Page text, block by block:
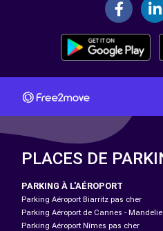
PLACES DE
PARKING À L'AÉROPORT
Parking Aéroport Biarritz pas cher
Parking Aéroport de Cannes -
Parking Aéroport Nîmes pas cher